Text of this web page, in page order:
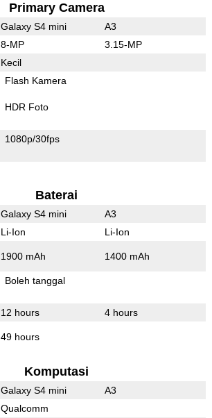
Primary Camera
Galaxy S4 mini A3
8-MP 3.15-MP
Kecil
Flash Kamera
HDR Foto
1080p/30fps
Baterai
Galaxy S4 mini A3
Li-Ion Li-Ion
1900 mAh 1400 mAh
Boleh tanggal
12 hours 4 hours
49 hours
Komputasi
Galaxy S4 mini A3
Qualcomm